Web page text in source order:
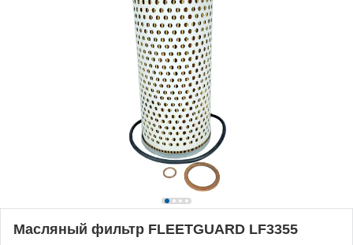
Масляный фильтр FLEETGUARD LF3355